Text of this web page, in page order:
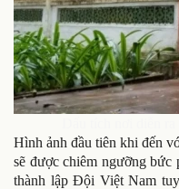
Hình ảnh đầu tiên khi đến
sẽ được chiêm ngưỡng bức
thành lập Đội Việt Nam